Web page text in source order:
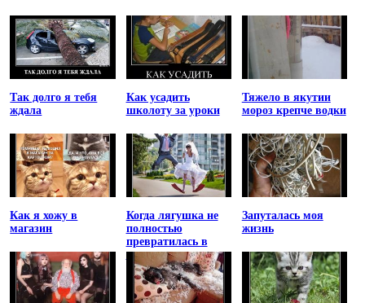
Так долго я тебя
ждала
Как усадить
школоту за уроки
Тяжело в якутии
мороз крепче водки
Как я хожу в
магазин
Когда лягушка не
полностью
превратилась в
принцессу
Запуталась моя
жизнь